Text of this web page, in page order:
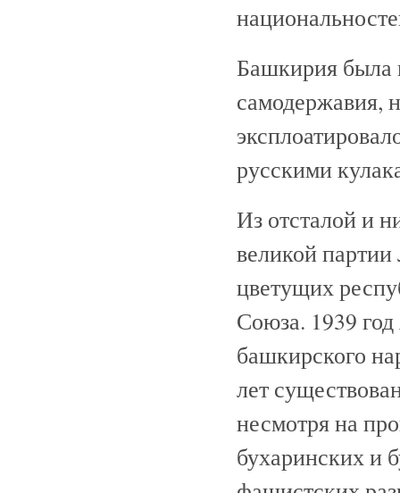
Башкирия была
самодержавия,
русскими
Из отсталой и
великой
цветущих
Союза. 1939
башкирского
лет
несмотря на
бухаринских и